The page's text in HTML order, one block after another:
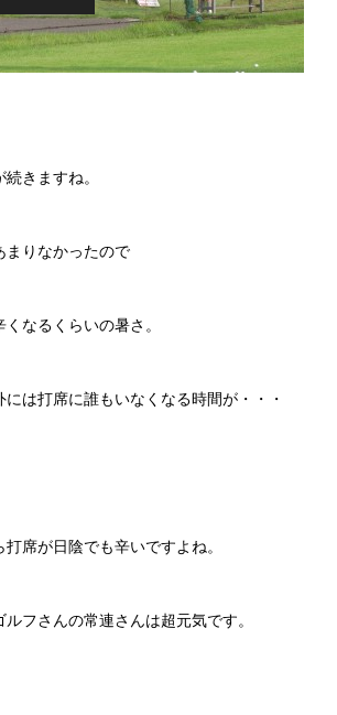
きますね。
まりなかったので
なるくらいの暑さ。
は打席に誰もいなくなる時間が・・・
席が日陰でも辛いですよね。
フさんの常連さんは超元気です。